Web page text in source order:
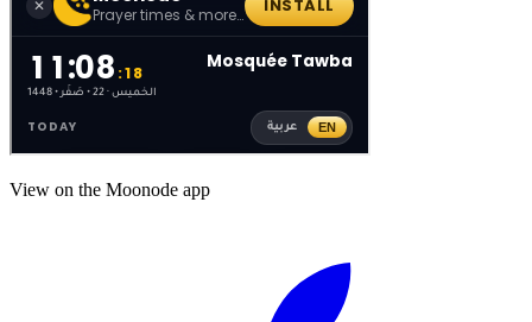
View on the Moonode app